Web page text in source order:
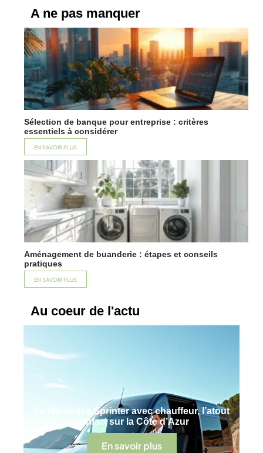
A ne pas manquer
Sélection de banque pour entreprise : critères
essentiels à considérer
EN SAVOIR PLUS
Aménagement de buanderie : étapes et conseils
pratiques
EN SAVOIR PLUS
Au coeur de l'actu
Le Mercedes Sprinter avec chauffeur, l’atout
confort sur la Côte d’Azur
En savoir plus